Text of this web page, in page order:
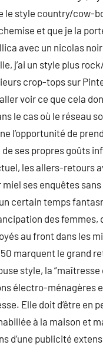
le style country/cow-
et que je la
avec un nicolas
j’ai un style plus
crop-tops sur
voir ce que cela
le cas où le réseau
l’opportunité de
ses propres goûts
les allers-retours
ses enquêtes
certain temps
des
au front dans les
marquent le grand
style, la
électro-ménagères
Elle doit d’être en
à la maison et
d’une publicité